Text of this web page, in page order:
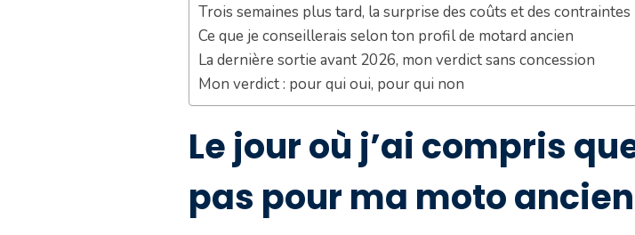
Trois semaines plus tard, la surprise des coûts et des contraintes
Ce que je conseillerais selon ton profil de motard ancien
La dernière sortie avant 2026, mon verdict sans concession
Mon verdict : pour qui oui, pour qui non
Le jour où j’ai compris
pas pour ma moto